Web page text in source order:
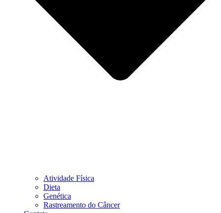
Atividade Física
Dieta
Genética
Rastreamento do Câncer